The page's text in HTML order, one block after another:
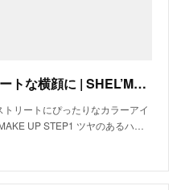
イエローラインでストリートな横顔に | SHEL’MAG［シェルマグ］
リートにぴったりなカラーアイ
UP STEP1 ツヤのあるハ…